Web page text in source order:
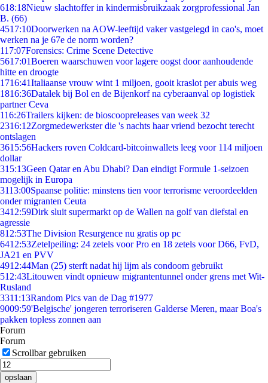
618:18Nieuw slachtoffer in kindermisbruikzaak zorgprofessional Jan
B. (66)
4517:10Doorwerken na AOW-leeftijd vaker vastgelegd in cao's, moet
werken na je 67e de norm worden?
117:07Forensics: Crime Scene Detective
5617:01Boeren waarschuwen voor lagere oogst door aanhoudende
hitte en droogte
1716:41Italiaanse vrouw wint 1 miljoen, gooit kraslot per abuis weg
1816:36Datalek bij Bol en de Bijenkorf na cyberaanval op logistiek
partner Ceva
116:26Trailers kijken: de bioscoopreleases van week 32
2316:12Zorgmedewerkster die 's nachts haar vriend bezocht terecht
ontslagen
3615:56Hackers roven Coldcard-bitcoinwallets leeg voor 114 miljoen
dollar
315:13Geen Qatar en Abu Dhabi? Dan eindigt Formule 1-seizoen
mogelijk in Europa
3113:00Spaanse politie: minstens tien voor terrorisme veroordeelden
onder migranten Ceuta
3412:59Dirk sluit supermarkt op de Wallen na golf van diefstal en
agressie
812:53The Division Resurgence nu gratis op pc
6412:53Zetelpeiling: 24 zetels voor Pro en 18 zetels voor D66, FvD,
JA21 en PVV
4912:44Man (25) sterft nadat hij lijm als condoom gebruikt
512:43Litouwen vindt opnieuw migrantentunnel onder grens met Wit-
Rusland
3311:13Random Pics van de Dag #1977
9009:59'Belgische' jongeren terroriseren Galderse Meren, maar Boa's
pakken topless zonnen aan
Forum
Forum
Scrollbar gebruiken
opslaan